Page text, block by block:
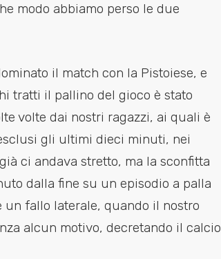
modo abbiamo perso le due
il match con la Pistoiese, e
tratti il pallino del gioco è stato
volte dai nostri ragazzi, ai quali è
gli ultimi dieci minuti, nei
ci andava stretto, ma la sconfitta
dalla fine su un episodio a palla
un fallo laterale, quando il nostro
alcun motivo, decretando il calcio